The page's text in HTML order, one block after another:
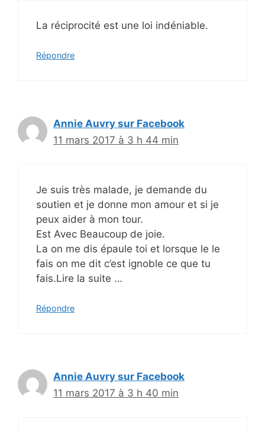
La réciprocité est une loi indéniable.
Répondre
Annie Auvry sur Facebook
11 mars 2017 à 3 h 44 min
Je suis très malade, je demande du
soutien et je donne mon amour et si je
peux aider à mon tour.
Est Avec Beaucoup de joie.
La on me dis épaule toi et lorsque le le
fais on me dit c’est ignoble ce que tu
fais.Lire la suite …
Répondre
Annie Auvry sur Facebook
11 mars 2017 à 3 h 40 min